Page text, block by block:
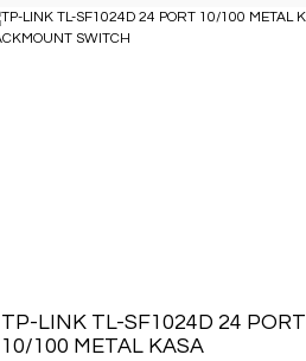
TP-LINK TL-SF1024D 24 PORT
10/100 METAL KASA